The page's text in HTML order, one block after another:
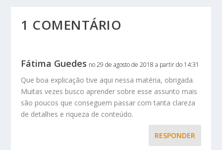
1 COMENTÁRIO
Fátima Guedes no 29 de agosto de 2018 a partir do 14:31
Que boa explicação tive aqui nessa matéria, obrigada.
Muitas vezes busco aprender sobre esse assunto mais
são poucos que conseguem passar com tanta clareza
de detalhes e riqueza de conteúdo.
RESPONDER